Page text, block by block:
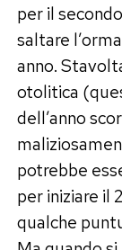
per il
saltare
anno.
otolitica
dell’anno
potrebbe
per iniziare il
qualche